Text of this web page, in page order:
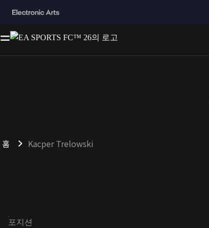
홈 Kacper Trelowski
포지션